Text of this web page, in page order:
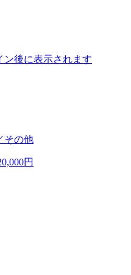
ン後に表示されます
その他
円